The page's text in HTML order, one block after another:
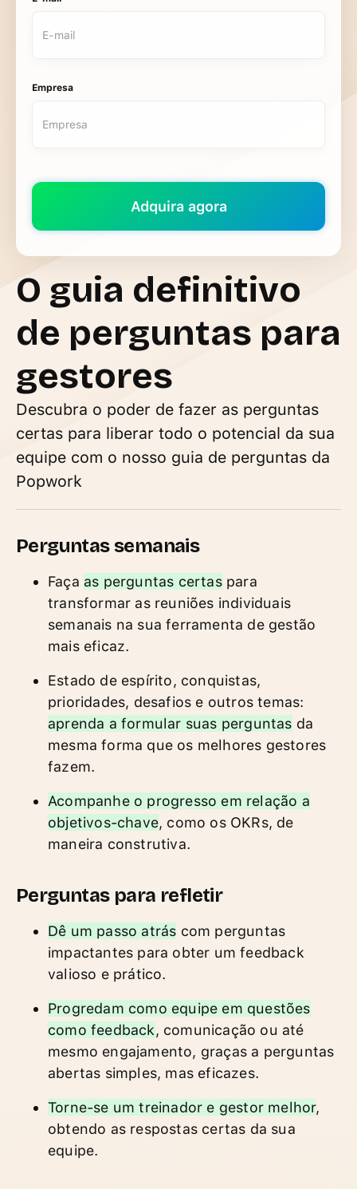
O guia definitivo
de perguntas para
gestores
Descubra o poder de fazer as perguntas
certas para liberar todo o potencial da sua
equipe com o nosso guia de perguntas da
Popwork
Perguntas semanais
Faça as perguntas certaspara
transformar as reuniões individuais
semanais na sua ferramenta de gestão
mais eficaz.
Estado de espírito, conquistas,
prioridades, desafios e outros temas:
aprenda a formular suas perguntas da
mesma forma que os melhores gestores
fazem.
Acompanhe o progresso em relação a
objetivos-chave, como os OKRs, de
maneira construtiva.
Perguntas para refletir
Dê um passo atrás com perguntas
impactantes para obter um feedback
valioso e prático.
Progredam como equipe em questões
como feedback, comunicação ou até
mesmo engajamento, graças a perguntas
abertas simples, mas eficazes.
Torne-se um treinador e gestor melhor,
obtendo as respostas certas da sua
equipe.
Empresa